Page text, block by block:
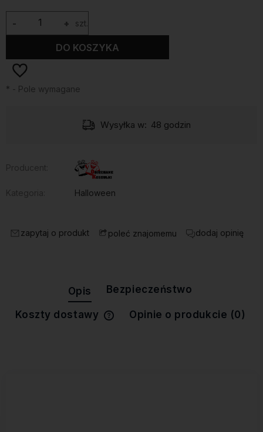
+
- szt.
DO KOSZYKA
* - Pole wymagane
Wysyłka w: 48 godzin
Halloween
zapytaj o produkt poleć znajomemu dodaj opinię
Opis Bezpieczeństwo
Koszty dostawy
Cena nie zawiera ewentualnych
Opinie o produkcie (0)